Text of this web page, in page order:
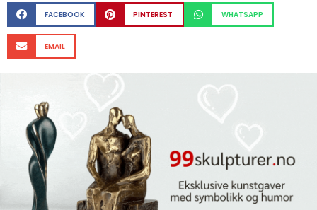
FACEBOOK PINTEREST WHATSAPP
EMAIL